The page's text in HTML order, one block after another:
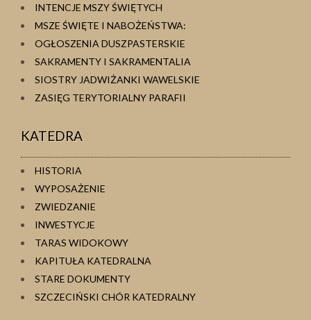
INTENCJE MSZY ŚWIĘTYCH
MSZE ŚWIĘTE I NABOŻEŃSTWA:
OGŁOSZENIA DUSZPASTERSKIE
SAKRAMENTY I SAKRAMENTALIA
SIOSTRY JADWIŻANKI WAWELSKIE
ZASIĘG TERYTORIALNY PARAFII
KATEDRA
HISTORIA
WYPOSAŻENIE
ZWIEDZANIE
INWESTYCJE
TARAS WIDOKOWY
KAPITUŁA KATEDRALNA
STARE DOKUMENTY
SZCZECIŃSKI CHÓR KATEDRALNY